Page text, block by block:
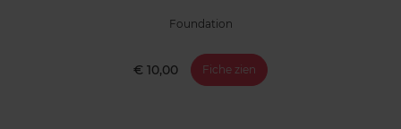
Foundation
€ 10,00 Fiche zien